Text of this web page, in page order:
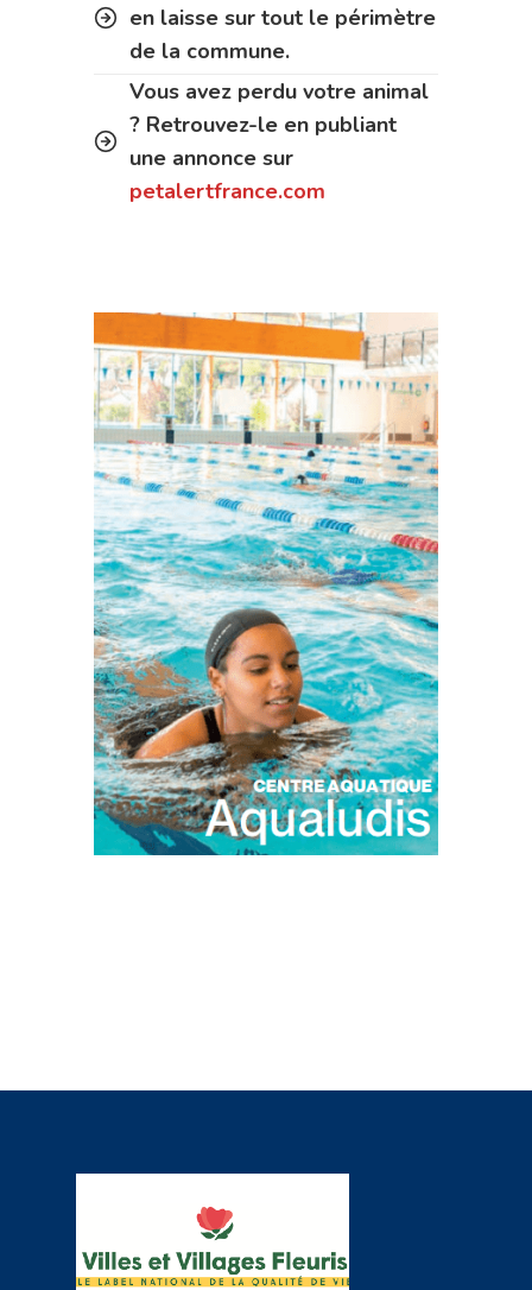
en laisse sur tout le périmètre
de la commune.
Vous avez perdu votre animal
? Retrouvez-le en publiant
une annonce sur
petalertfrance.com